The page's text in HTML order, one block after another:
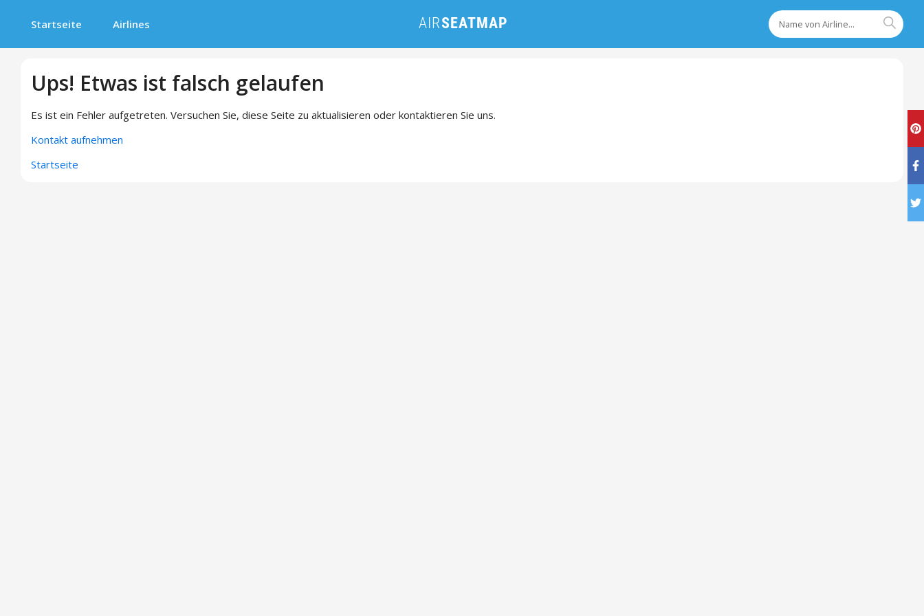
Startseite Airlines
Ups! Etwas ist falsch gelaufen
Es ist ein Fehler aufgetreten. Versuchen Sie, diese Seite zu aktualisieren oder kontaktieren Sie uns.
Kontakt aufnehmen
Startseite